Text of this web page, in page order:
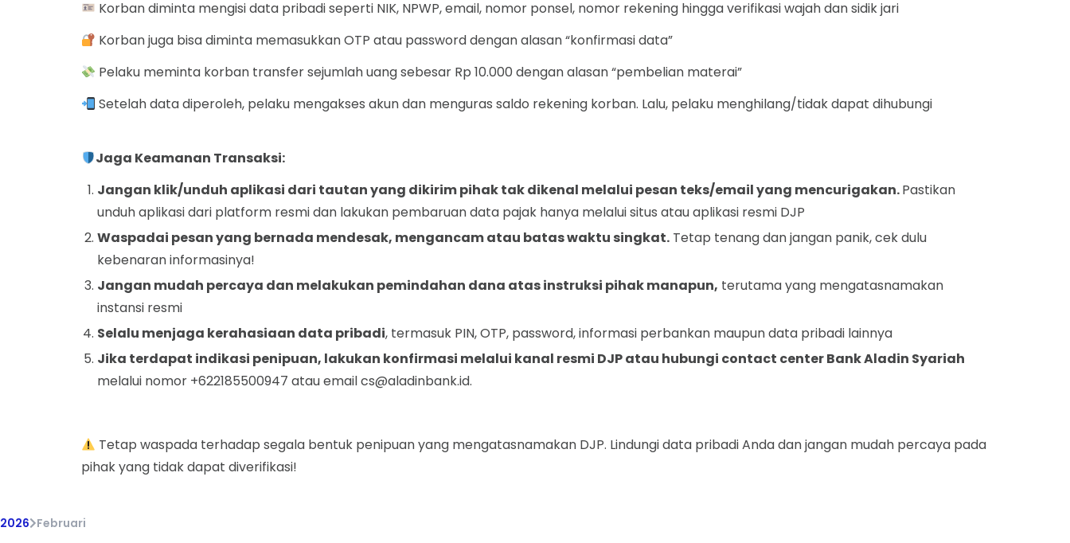
Korban diminta mengisi data pribadi seperti NIK, NPWP, email, nomor ponsel, nomor rekening hingga verifikasi wajah dan sidik jari
Korban juga bisa diminta memasukkan OTP atau password dengan alasan “konfirmasi data”
Pelaku meminta korban transfer sejumlah uang sebesar Rp 10.000 dengan alasan “pembelian materai”
Setelah data diperoleh, pelaku mengakses akun dan menguras saldo rekening korban. Lalu, pelaku menghilang/tidak dapat dihubungi
Jaga Keamanan Transaksi:
Jangan klik/unduh aplikasi dari tautan yang dikirim pihak tak dikenal melalui pesan teks/email yang mencurigakan.Pastikan
unduh aplikasi dari platform resmi dan lakukan pembaruan data pajak hanya melalui situs atau aplikasi resmi DJP
Waspadai pesan yang bernada mendesak, mengancam atau batas waktu singkat. Tetap tenang dan jangan panik, cek dulu
kebenaran informasinya!
Jangan mudah percaya dan melakukan pemindahan dana atas instruksi pihak manapun, terutama yang mengatasnamakan
instansi resmi
Selalu menjaga kerahasiaan data pribadi, termasuk PIN, OTP, password, informasi perbankan maupun data pribadi lainnya
Jika terdapat indikasi penipuan, lakukan konfirmasi melalui kanal resmi DJP atau hubungi contact center Bank Aladin Syariah
melalui nomor +622185500947 atau emailcs@aladinbank.id.
Tetap waspada terhadap segala bentuk penipuan yang mengatasnamakan DJP. Lindungi data pribadi Anda dan jangan mudah percaya pada
pihak yang tidak dapat diverifikasi!
2026 Februari